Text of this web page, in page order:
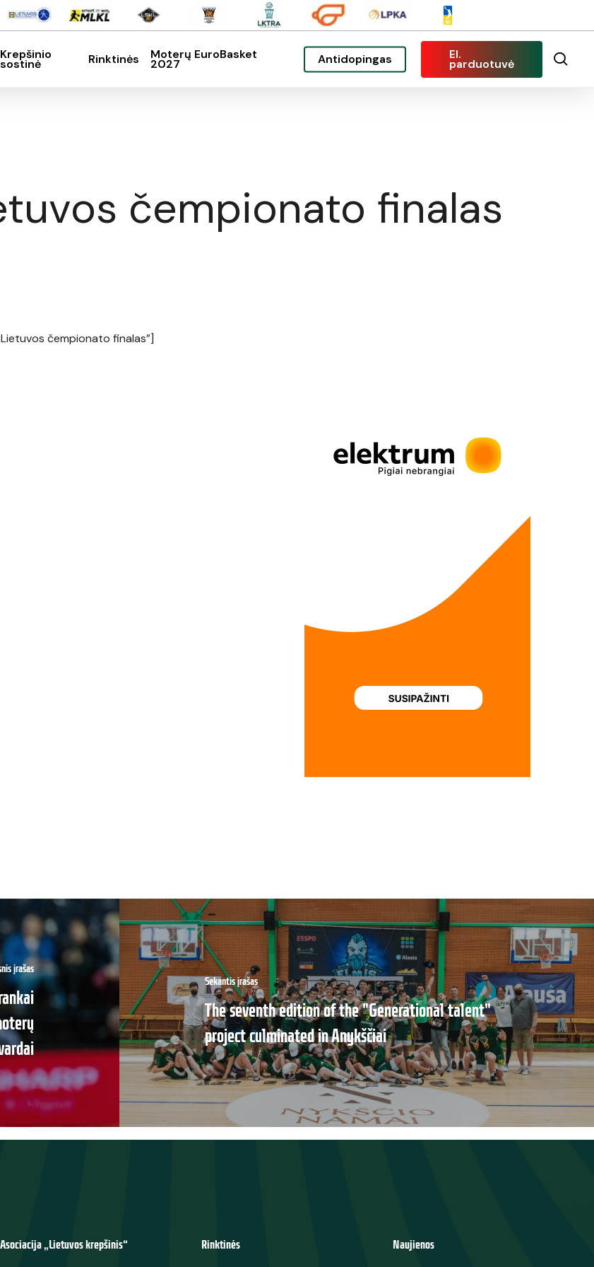
Krepšinio
sostinė Rinktinės Moterų EuroBasket
2027 Antidopingas El.
parduotuvė
čempionato finalas
Lietuvos čempionato finalas”]
įrašas
Sekantis įrašas
The seventh edition of the "Generational talent"
project culminated in Anykščiai
Asociacija „Lietuvos krepšinis“ Rinktinės Naujienos